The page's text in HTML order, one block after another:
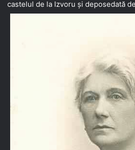
castelul de la Izvoru și deposedată